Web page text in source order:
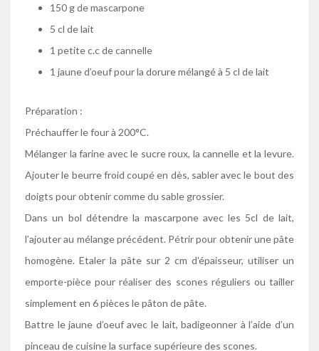
150 g de mascarpone
5 cl de lait
1 petite c.c de cannelle
1 jaune d’oeuf pour la dorure mélangé à 5 cl de lait
Préparation :
Préchauffer le four à 200°C.
Mélanger la farine avec le sucre roux, la cannelle et la levure.
Ajouter le beurre froid coupé en dès, sabler avec le bout des
doigts pour obtenir comme du sable grossier.
Dans un bol détendre la mascarpone avec les 5cl de lait,
l’ajouter au mélange précédent. Pétrir pour obtenir une pâte
homogène. Etaler la pâte sur 2 cm d’épaisseur, utiliser un
emporte-pièce pour réaliser des scones réguliers ou tailler
simplement en 6 pièces le pâton de pâte.
Battre le jaune d’oeuf avec le lait, badigeonner à l’aide d’un
pinceau de cuisine la surface supérieure des scones.